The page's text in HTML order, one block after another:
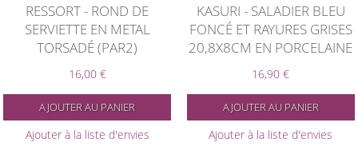
RESSORT - ROND DE
SERVIETTE EN METAL
TORSADÉ (PAR2)
16,00 €
AJOUTER AU PANIER
Ajouter à la liste d'envies
KASURI - SALADIER BLEU
FONCÉ ET RAYURES GRISES
20,8X8CM EN PORCELAINE
16,90 €
AJOUTER AU PANIER
Ajouter à la liste d'envies